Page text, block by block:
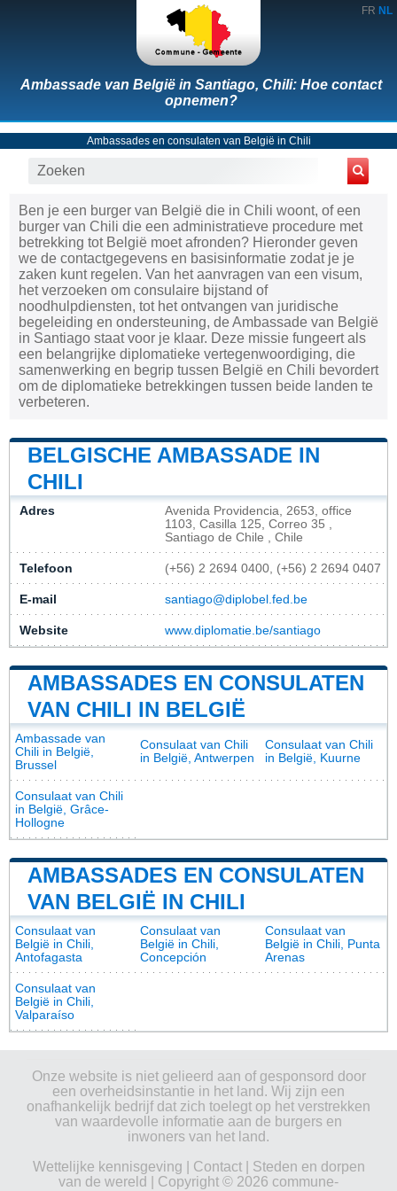
FR NL
Ambassade van België in Santiago, Chili: Hoe contact
opnemen?
Ambassades en consulaten van België in Chili
Ben je een burger van België die in Chili woont, of een
burger van Chili die een administratieve procedure met
betrekking tot België moet afronden? Hieronder geven
we de contactgegevens en basisinformatie zodat je je
zaken kunt regelen. Van het aanvragen van een visum,
het verzoeken om consulaire bijstand of
noodhulpdiensten, tot het ontvangen van juridische
begeleiding en ondersteuning, de Ambassade van België
in Santiago staat voor je klaar. Deze missie fungeert als
een belangrijke diplomatieke vertegenwoordiging, die
samenwerking en begrip tussen België en Chili bevordert
om de diplomatieke betrekkingen tussen beide landen te
verbeteren.
BELGISCHE AMBASSADE IN
CHILI
Adres
Avenida Providencia, 2653, office
1103, Casilla 125, Correo 35 ,
Santiago de Chile , Chile
Telefoon (+56) 2 2694 0400, (+56) 2 2694 0407
E-mail santiago@diplobel.fed.be
Website www.diplomatie.be/santiago
AMBASSADES EN CONSULATEN
VAN CHILI IN BELGIË
Ambassade van
Chili in België,
Brussel
Consulaat van Chili
in België, Antwerpen
Consulaat van Chili
in België, Kuurne
Consulaat van Chili
in België, Grâce-
Hollogne
AMBASSADES EN CONSULATEN
VAN BELGIË IN CHILI
Consulaat van
België in Chili,
Antofagasta
Consulaat van
België in Chili,
Concepción
Consulaat van
België in Chili, Punta
Arenas
Consulaat van
België in Chili,
Valparaíso
Onze website is niet gelieerd aan of gesponsord door
een overheidsinstantie in het land. Wij zijn een
onafhankelijk bedrijf dat zich toelegt op het verstrekken
van waardevolle informatie aan de burgers en
inwoners van het land.
Wettelijke kennisgeving
Contact| Steden en dorpen
van de wereld
| Copyright © 2026 commune-